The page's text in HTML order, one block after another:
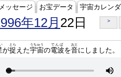
ッセージ お宝データ 宇宙カレン
年12月 22日 >
が捉
とら
えた宇宙
うちゅう
の電波
でんぱ
を音
おと
にしました。